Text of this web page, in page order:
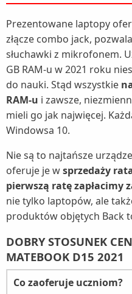
Prezentowane laptopy
złącze combo jack,
słuchawki z mikrofonem.
GB RAM-u w 2021 roku
do nauki. Stąd wszystkie
RAM-u i zawsze,
mieli go jak najwięcej.
Windowsa 10.
Nie są to najtańsze
oferuje je wsprzedaży
pierwszą ratę zapłacimy
nie tylko laptopów, ale
produktów objętych Back
DOBRY STOSUNEK
MATEBOOK D15 2021
Co zaoferuje uczniom?